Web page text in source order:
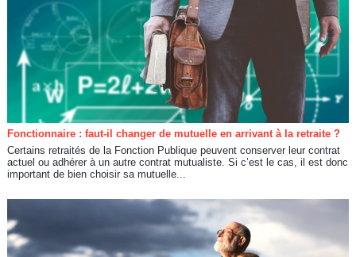
Fonctionnaire : faut-il changer de mutuelle en arrivant à la retraite ?
Certains retraités de la Fonction Publique peuvent conserver leur contrat
actuel ou adhérer à un autre contrat mutualiste. Si c’est le cas, il est donc
important de bien choisir sa mutuelle...